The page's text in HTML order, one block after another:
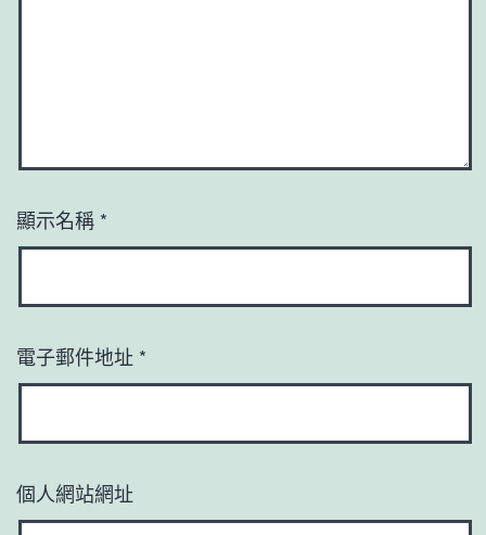
顯示名稱 *
電子郵件地址 *
個人網站網址